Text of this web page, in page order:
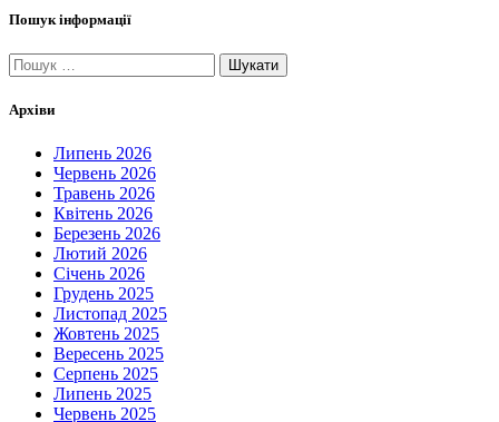
Пошук інформації
Пошук:
Архіви
Липень 2026
Червень 2026
Травень 2026
Квітень 2026
Березень 2026
Лютий 2026
Січень 2026
Грудень 2025
Листопад 2025
Жовтень 2025
Вересень 2025
Серпень 2025
Липень 2025
Червень 2025